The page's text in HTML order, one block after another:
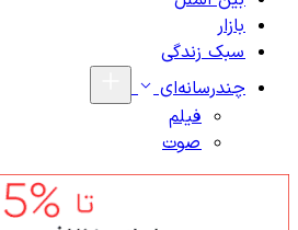
بازار
سبک زندگی
چندرسانه‌ای
فیلم
صوت